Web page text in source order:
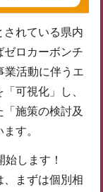
されている県内
ゼロカーボンチ
業活動に伴うエ
可視化」し、
施策の検討及
す。
します！
、まずは個別相